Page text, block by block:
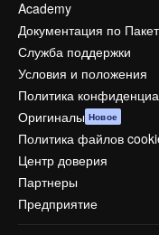
Academy
Документация по
Служба поддержки
Условия и положения
Политика
Оригиналы Новое
Политика файлов
Центр доверия
Партнеры
Предприятие